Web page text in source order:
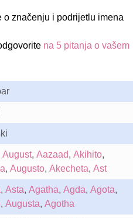
o značenju i podrijetlu imena
na 5 pitanja o vašem
August, Aazaad, Akihito,
, Augusto, Akecheta, Ast
, Asta, Agatha, Agda, Agota,
, Augusta, Agotha